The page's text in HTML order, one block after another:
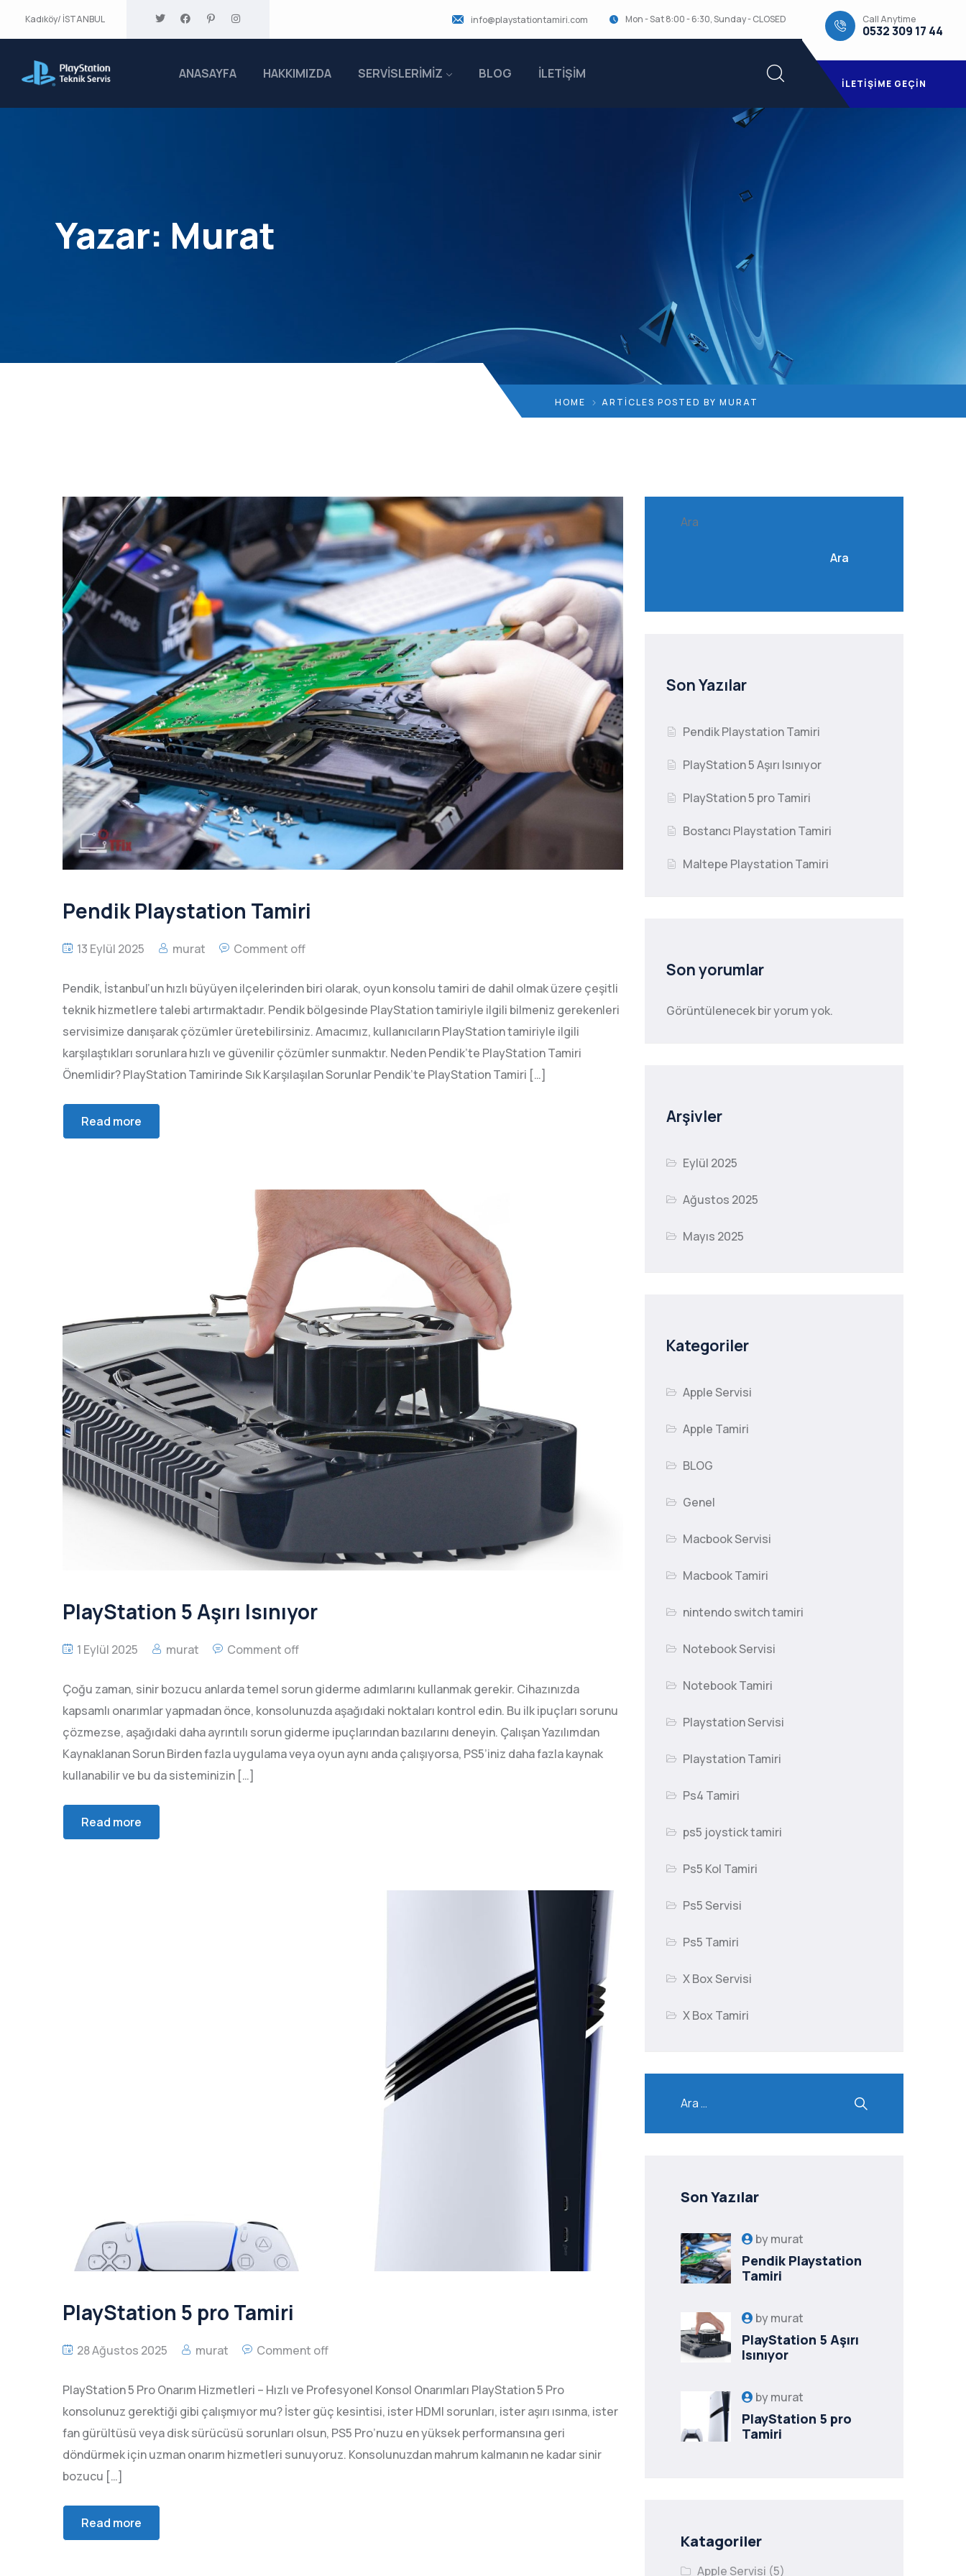
Kadıköy/ İSTANBUL info@playstationtamiri.com Mon - Sat 8:00 - 6:30, Sunday - CLOSED Call Anytime
0532 309 17 44
ANASAYFA HAKKIMIZDA SERVİSLERİMİZ BLOG İLETİŞİM
İLETIŞIME GEÇIN
Yazar: Murat
HOME ARTICLES POSTED BY MURAT
Pendik Playstation Tamiri
13 Eylül 2025 murat Comment off
Pendik, İstanbul’un hızlı büyüyen ilçelerinden biri olarak, oyun konsolu tamiri de dahil olmak üzere çeşitli
teknik hizmetlere talebi artırmaktadır. Pendik bölgesinde PlayStation tamiriyle ilgili bilmeniz gerekenleri
servisimize danışarak çözümler üretebilirsiniz. Amacımız, kullanıcıların PlayStation tamiriyle ilgili
karşılaştıkları sorunlara hızlı ve güvenilir çözümler sunmaktır. Neden Pendik’te PlayStation Tamiri
Önemlidir? PlayStation Tamirinde Sık Karşılaşılan Sorunlar Pendik’te PlayStation Tamiri […]
Read more
PlayStation 5 Aşırı Isınıyor
1 Eylül 2025 murat Comment off
Çoğu zaman, sinir bozucu anlarda temel sorun giderme adımlarını kullanmak gerekir. Cihazınızda
kapsamlı onarımlar yapmadan önce, konsolunuzda aşağıdaki noktaları kontrol edin. Bu ilk ipuçları sorunu
çözmezse, aşağıdaki daha ayrıntılı sorun giderme ipuçlarından bazılarını deneyin. Çalışan Yazılımdan
Kaynaklanan Sorun Birden fazla uygulama veya oyun aynı anda çalışıyorsa, PS5’iniz daha fazla kaynak
kullanabilir ve bu da sisteminizin […]
Read more
PlayStation 5 pro Tamiri
28 Ağustos 2025 murat Comment off
PlayStation 5 Pro Onarım Hizmetleri – Hızlı ve Profesyonel Konsol Onarımları PlayStation 5 Pro
konsolunuz gerektiği gibi çalışmıyor mu? İster güç kesintisi, ister HDMI sorunları, ister aşırı ısınma, ister
fan gürültüsü veya disk sürücüsü sorunları olsun, PS5 Pro’nuzu en yüksek performansına geri
döndürmek için uzman onarım hizmetleri sunuyoruz. Konsolunuzdan mahrum kalmanın ne kadar sinir
bozucu […]
Read more
Ara
Ara
Son Yazılar
Pendik Playstation Tamiri
PlayStation 5 Aşırı Isınıyor
PlayStation 5 pro Tamiri
Bostancı Playstation Tamiri
Maltepe Playstation Tamiri
Son yorumlar
Görüntülenecek bir yorum yok.
Arşivler
Eylül 2025
Ağustos 2025
Mayıs 2025
Kategoriler
Apple Servisi
Apple Tamiri
BLOG
Genel
Macbook Servisi
Macbook Tamiri
nintendo switch tamiri
Notebook Servisi
Notebook Tamiri
Playstation Servisi
Playstation Tamiri
Ps4 Tamiri
ps5 joystick tamiri
Ps5 Kol Tamiri
Ps5 Servisi
Ps5 Tamiri
X Box Servisi
X Box Tamiri
Son Yazılar
bymurat
Pendik Playstation
Tamiri
bymurat
PlayStation 5 Aşırı
Isınıyor
bymurat
PlayStation 5 pro
Tamiri
Katagoriler
Apple Servisi (5)